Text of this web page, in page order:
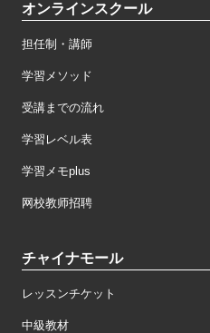
オンラインスクール
担任制・講師
学習メソッド
受講までの流れ
学習レベル表
学習メモplus
网校教师招聘
チャイナモール
レッスンチケット
中級教材